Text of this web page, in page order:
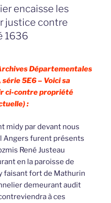
encaisse les
justice contre
1636
Départementales
5E6 – Voici sa
ci-contre propriété
:
midy par devant nous
Angers furent présents
René Justeau
en la paroisse de
faisant fort de Mathurin
demeurant audit
à ces